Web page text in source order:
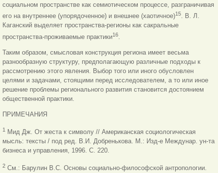
социальном пространстве как семиотическом процессе, разграничивая
его на внутреннее (упорядоченное) и внешнее (хаотичное)15. В. Л.
Каганский выделяет пространства-регионы как сакральные
пространства-проживаемые практики16
Таким образом, смысловая конструкция региона имеет весьма
разнообразную структуру, предполагающую различные подходы к
рассмотрению этого явления. Выбор того или иного обусловлен
целями и задачами, стоящими перед исследователем, а то или иное
решение проблемы регионального развития становится достоянием
общественной практики.
ПРИМЕЧАНИЯ
1
Мид Дж. От жеста к символу // Американская социологическая
мысль: тексты / под ред. В.И. Добренькова. М.: Изд-е Междунар. ун-та
бизнеса и управления, 1996. С. 220.
2 См.: Барулин В.С. Основы социально-философской антропологии.